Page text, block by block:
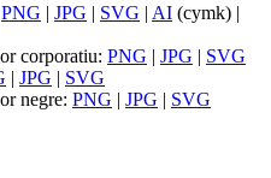
PNG | JPG | SVG | AI (cymk) |
corporatiu: PNG | JPG | SVG
| JPG | SVG
negre: PNG | JPG | SVG